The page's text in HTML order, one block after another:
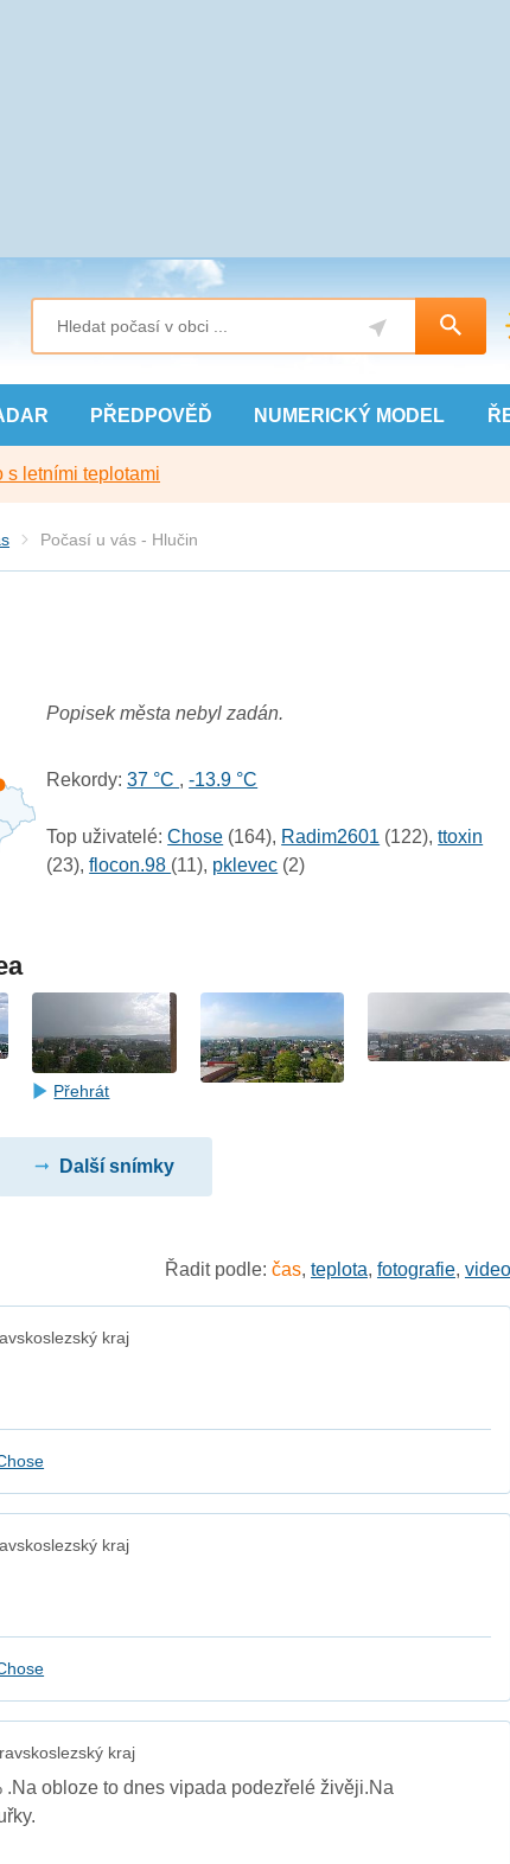
PŘEDPOVĚĎ NUMERICKÝ MODEL
s letními teplotami
Počasí u vás - Hlučin
Popisek města nebyl zadán.
Rekordy: 37 °C ,-13.9 °C
Top uživatelé: Chose (164), Radim2601 (122),ttoxin
(23),flocon.98 (11), pklevec (2)
Přehrát
Další snímky
Řadit podle: čas, teplota, fotografie, video
kraj
kraj
kraj
.Na obloze to dnes vipada podezřelé živěji.Na